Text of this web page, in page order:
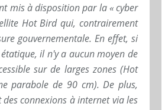
mis à disposition par la « cyber
Hot Bird qui, contrairement
gouvernementale. En effet, si
il n'y a aucun moyen de
sur de larges zones (Hot
parabole de 90 cm). De plus,
connexions à internet via les